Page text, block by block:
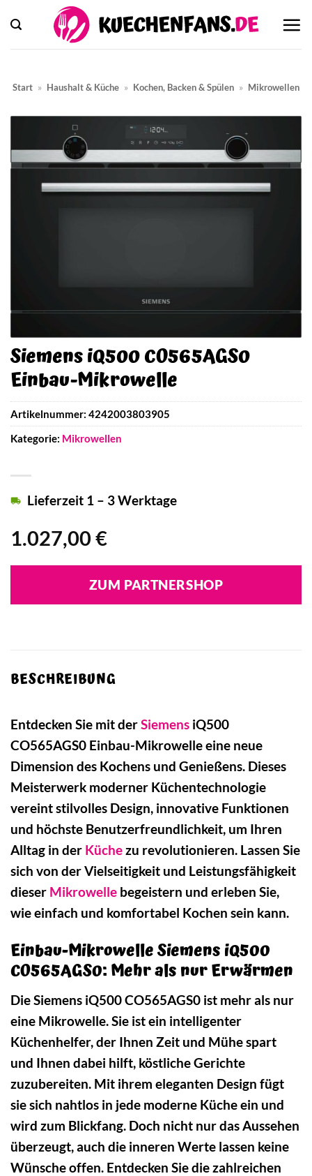
Inhalt
springen
Start » Haushalt & Küche » Kochen, Backen & Spülen » Mikrowellen
Siemens iQ500 CO565AGS0
Einbau-Mikrowelle
1.027,00 €
Lieferzeit 1 – 3 Werktage
ZUM PARTNERSHOP
Artikelnummer: 4242003803905
Kategorie: Mikrowellen
BESCHREIBUNG
Entdecken Sie mit derSiemens iQ500
CO565AGS0 Einbau-Mikrowelle eine neue
Dimension des Kochens und Genießens. Dieses
Meisterwerk moderner Küchentechnologie
vereint stilvolles Design, innovative Funktionen
und höchste Benutzerfreundlichkeit, um Ihren
Alltag in der Küchezu revolutionieren. Lassen Sie
sich von der Vielseitigkeit und Leistungsfähigkeit
dieser Mikrowelle begeistern und erleben Sie,
wie einfach und komfortabel Kochen sein kann.
Einbau-Mikrowelle Siemens iQ500
CO565AGS0: Mehr als nur Erwärmen
Die Siemens iQ500 CO565AGS0 ist mehr als nur
eine Mikrowelle. Sie ist ein intelligenter
Küchenhelfer, der Ihnen Zeit und Mühe spart
und Ihnen dabei hilft, köstliche Gerichte
zuzubereiten. Mit ihrem eleganten Design fügt
sie sich nahtlos in jede moderne Küche ein und
wird zum Blickfang. Doch nicht nur das Aussehen
überzeugt, auch die inneren Werte lassen keine
Wünsche offen. Entdecken Sie die zahlreichen